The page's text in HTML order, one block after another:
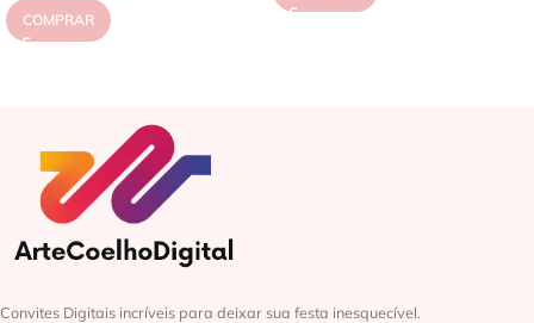
COMPRAR
Convites Digitais incríveis para deixar sua festa inesquecível.